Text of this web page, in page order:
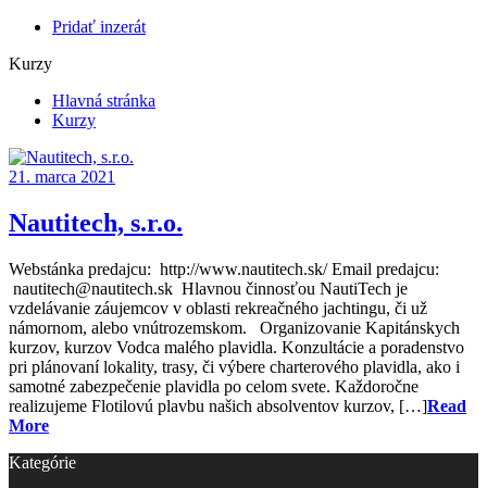
Pridať inzerát
Kurzy
Hlavná stránka
Kurzy
21. marca 2021
Nautitech, s.r.o.
Webstánka predajcu: http://www.nautitech.sk/ Email predajcu:
nautitech@nautitech.sk Hlavnou činnosťou NautiTech je
vzdelávanie záujemcov v oblasti rekreačného jachtingu, či už
námornom, alebo vnútrozemskom. Organizovanie Kapitánskych
kurzov, kurzov Vodca malého plavidla. Konzultácie a poradenstvo
pri plánovaní lokality, trasy, či výbere charterového plavidla, ako i
samotné zabezpečenie plavidla po celom svete. Každoročne
realizujeme Flotilovú plavbu našich absolventov kurzov, […]Read
More
Kategórie